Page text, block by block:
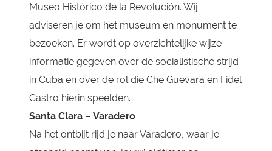
Museo Histórico de la Revolución. Wij
adviseren je om het museum en monument te
bezoeken. Er wordt op overzichtelijke wijze
informatie gegeven over de socialistische strijd
in Cuba en over de rol die Che Guevara en Fidel
Castro hierin speelden.
Santa Clara – Varadero
Na het ontbijt rijd je naar Varadero, waar je